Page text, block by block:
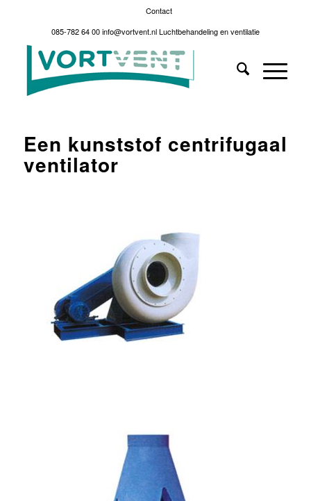
Contact
085-782 64 00info@vortvent.nlLuchtbehandeling en ventilatie
Een kunststof centrifugaal
ventilator